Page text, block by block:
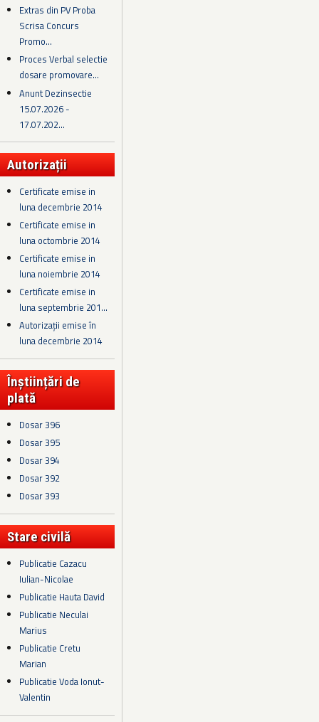
Extras din PV Proba
Scrisa Concurs
Promo...
Proces Verbal selectie
dosare promovare...
Anunt Dezinsectie
15.07.2026 -
17.07.202...
Autorizații
Certificate emise in
luna decembrie 2014
Certificate emise in
luna octombrie 2014
Certificate emise in
luna noiembrie 2014
Certificate emise in
luna septembrie 201...
Autorizații emise în
luna decembrie 2014
Înștiințări de
plată
Dosar 396
Dosar 395
Dosar 394
Dosar 392
Dosar 393
Stare civilă
Publicatie Cazacu
Iulian-Nicolae
Publicatie Hauta David
Publicatie Neculai
Marius
Publicatie Cretu
Marian
Publicatie Voda Ionut-
Valentin